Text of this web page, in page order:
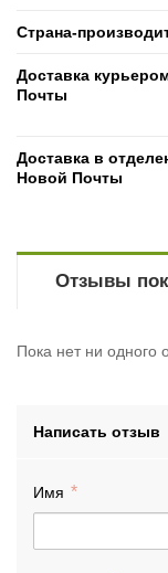
Страна-
Доставка
Почты
Доставка в
Новой Почты
Отзывы
Пока нет ни одного
Написать отзыв
Имя